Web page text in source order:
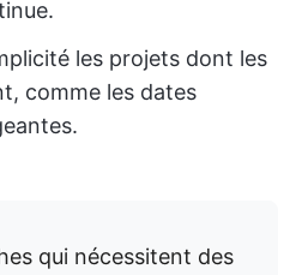
les projets dont les
comme les dates
qui nécessitent des